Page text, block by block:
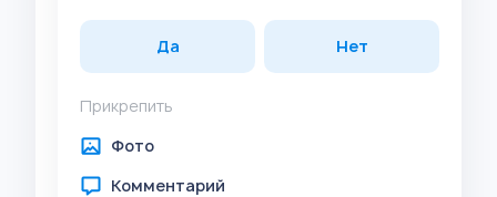
Да Нет
Прикрепить
Фото
Комментарий